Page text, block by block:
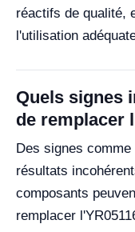
réactifs de qualité,
l'utilisation
Quels signes
de remplacer
Des signes
résultats
composants
remplacer